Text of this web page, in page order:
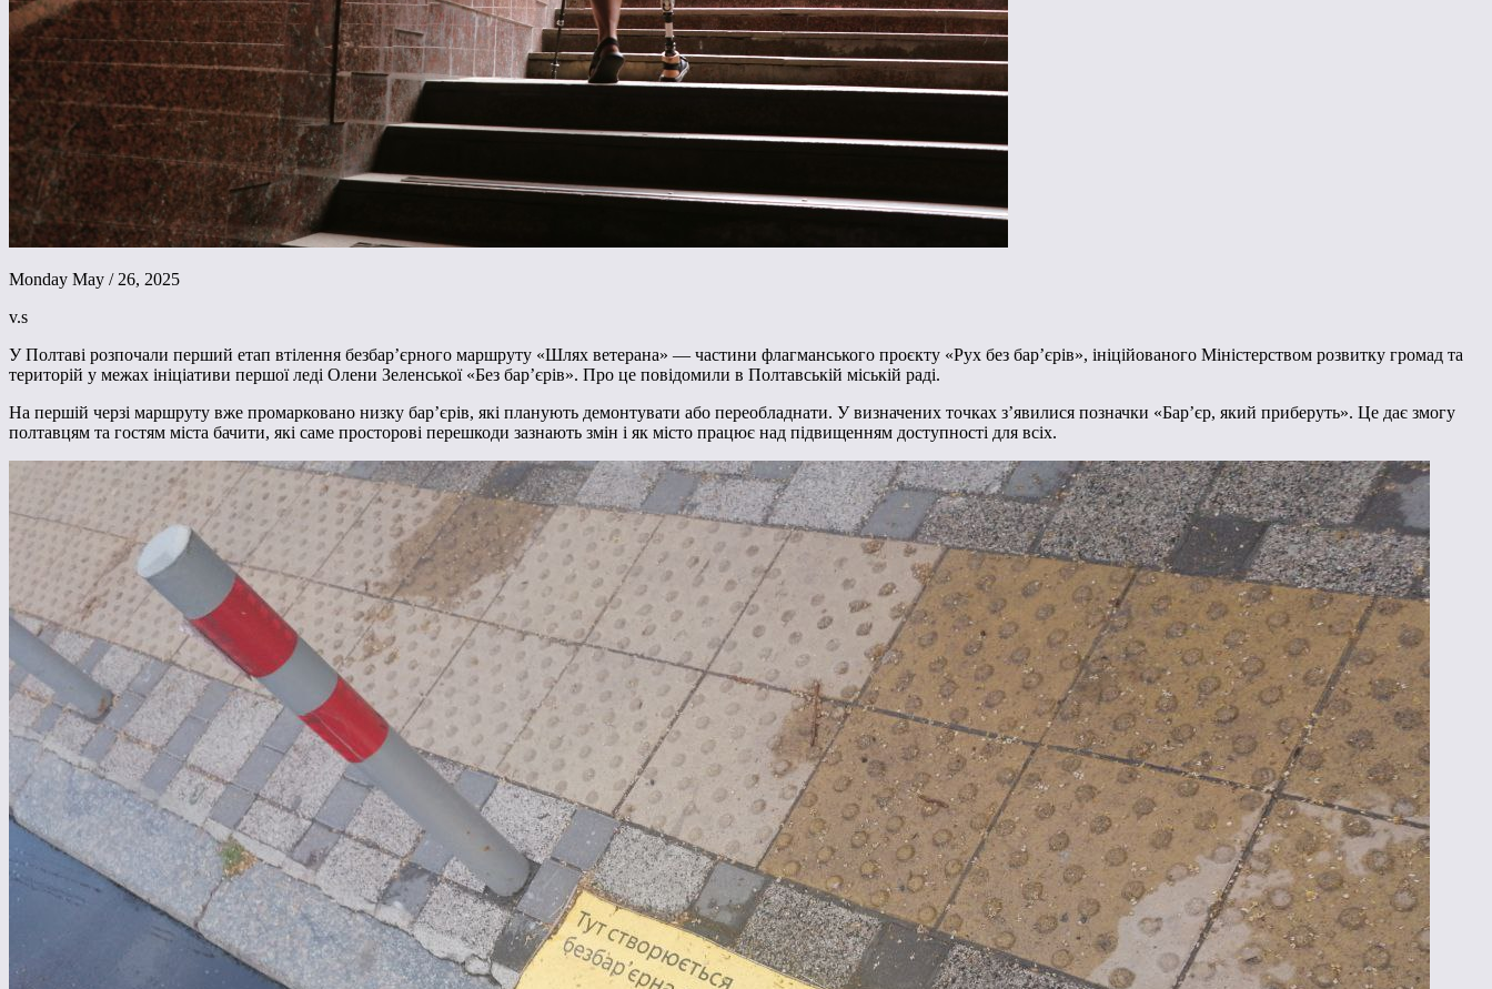
Monday May / 26, 2025
v.s
У Полтаві розпочали перший етап втілення безбар’єрного маршруту «Шлях ветерана» — частини флагманського проєкту «Рух без бар’єрів», ініційованого Міністерством розвитку громад та
територій у межах ініціативи першої леді Олени Зеленської «Без бар’єрів». Про це повідомили в Полтавській міській раді.
На першій черзі маршруту вже промарковано низку бар’єрів, які планують демонтувати або переобладнати. У визначених точках з’явилися позначки «Барʼєр, який приберуть». Це дає змогу
полтавцям та гостям міста бачити, які саме просторові перешкоди зазнають змін і як місто працює над підвищенням доступності для всіх.